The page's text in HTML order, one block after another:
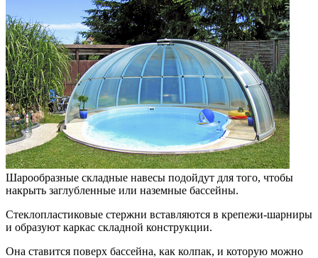
Шарообразные складные навесы подойдут для того, чтобы
накрыть заглубленные или наземные бассейны.
Стеклопластиковые стержни вставляются в крепежи-шарниры
и образуют каркас складной конструкции.
Она ставится поверх бассейна, как колпак, и которую можно